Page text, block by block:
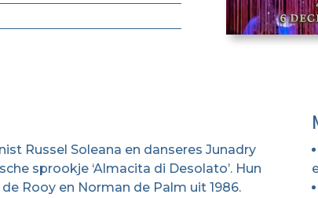
Russel Soleana en danseres Junadry
sprookje ‘Almacita di Desolato’. Hun
Rooy en Norman de Palm uit 1986.